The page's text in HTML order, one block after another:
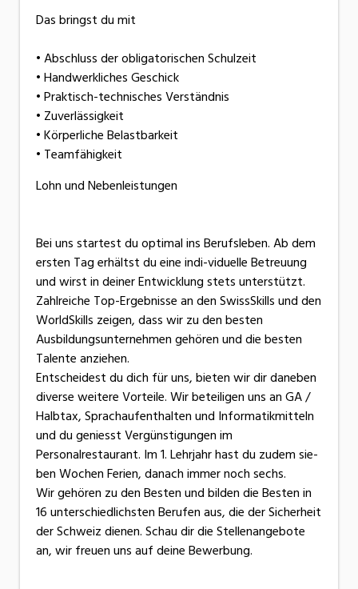
Das bringst du mit
• Abschluss der obligatorischen Schulzeit
• Handwerkliches Geschick
• Praktisch-technisches Verständnis
• Zuverlässigkeit
• Körperliche Belastbarkeit
• Teamfähigkeit
Lohn und Nebenleistungen
Bei uns startest du optimal ins Berufsleben. Ab dem
ersten Tag erhältst du eine indi-viduelle Betreuung
und wirst in deiner Entwicklung stets unterstützt.
Zahlreiche Top-Ergebnisse an den SwissSkills und den
WorldSkills zeigen, dass wir zu den besten
Ausbildungsunternehmen gehören und die besten
Talente anziehen.
Entscheidest du dich für uns, bieten wir dir daneben
diverse weitere Vorteile. Wir beteiligen uns an GA /
Halbtax, Sprachaufenthalten und Informatikmitteln
und du geniesst Vergünstigungen im
Personalrestaurant. Im 1. Lehrjahr hast du zudem sie-
ben Wochen Ferien, danach immer noch sechs.
Wir gehören zu den Besten und bilden die Besten in
16 unterschiedlichsten Berufen aus, die der Sicherheit
der Schweiz dienen. Schau dir die Stellenangebote
an, wir freuen uns auf deine Bewerbung.